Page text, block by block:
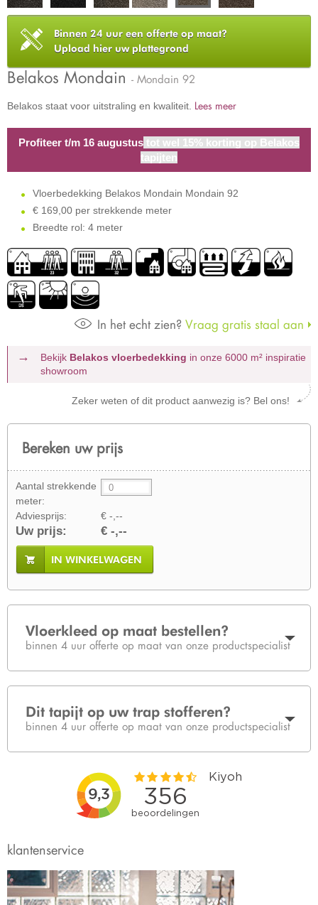
Binnen 24 uur een offerte op maat?
Upload hier uw plattegrond
Belakos Mondain - Mondain 92
Belakos staat voor uitstraling en kwaliteit. Lees meer
Profiteer t/m 16 augustus tot wel 15% korting op Belakos
tapijten
Vloerbedekking Belakos Mondain Mondain 92
€ 169,00 per strekkende meter
Breedte rol: 4 meter
In het echt zien? Vraag gratis staal aan
Bekijk Belakos vloerbedekking in onze 6000 m² inspiratie
showroom
Zeker weten of dit product aanwezig is? Bel ons!
Bereken uw prijs
Aantal strekkende
meter:
Adviesprijs:
€ -,--
Uw prijs: € -,--
IN WINKELWAGEN
Vloerkleed op maat bestellen?
binnen 4 uur offerte op maat van onze productspecialist
Dit tapijt op uw trap stofferen?
binnen 4 uur offerte op maat van onze productspecialist
klantenservice